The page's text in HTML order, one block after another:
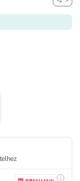
listához
on sale